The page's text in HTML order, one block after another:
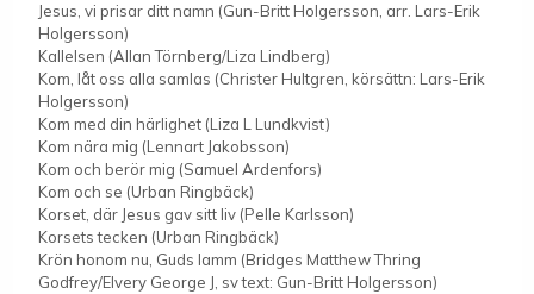
Jesus, vi prisar ditt namn (Gun-Britt Holgersson, arr. Lars-Erik
Holgersson)
Kallelsen (Allan Törnberg/Liza Lindberg)
Kom, låt oss alla samlas (Christer Hultgren, körsättn: Lars-Erik
Holgersson)
Kom med din härlighet (Liza L Lundkvist)
Kom nära mig (Lennart Jakobsson)
Kom och berör mig (Samuel Ardenfors)
Kom och se (Urban Ringbäck)
Korset, där Jesus gav sitt liv (Pelle Karlsson)
Korsets tecken (Urban Ringbäck)
Krön honom nu, Guds lamm (Bridges Matthew Thring
Godfrey/Elvery George J, sv text: Gun-Britt Holgersson)